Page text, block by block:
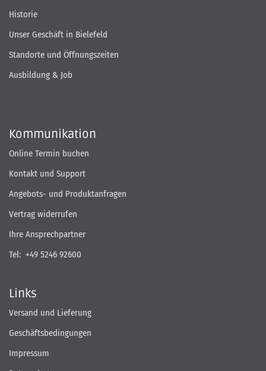
Historie
Unser Geschäft in Bielefeld
Standorte und Öffnungszeiten
Ausbildung & Job
Kommunikation
Online Termin buchen
Kontakt und Support
Angebots- und Produktanfragen
Vertrag widerrufen
Ihre Ansprechpartner
Tel: +49 5246 92600
Links
Versand und Lieferung
Geschäftsbedingungen
Impressum